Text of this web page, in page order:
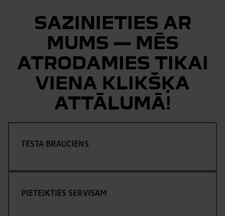
SAZINIETIES AR
MUMS — MĒS
ATRODAMIES TIKAI
VIENA KLIKŠĶA
ATTĀLUMĀ!
TESTA BRAUCIENS
PIETEIKTIES SERVISAM